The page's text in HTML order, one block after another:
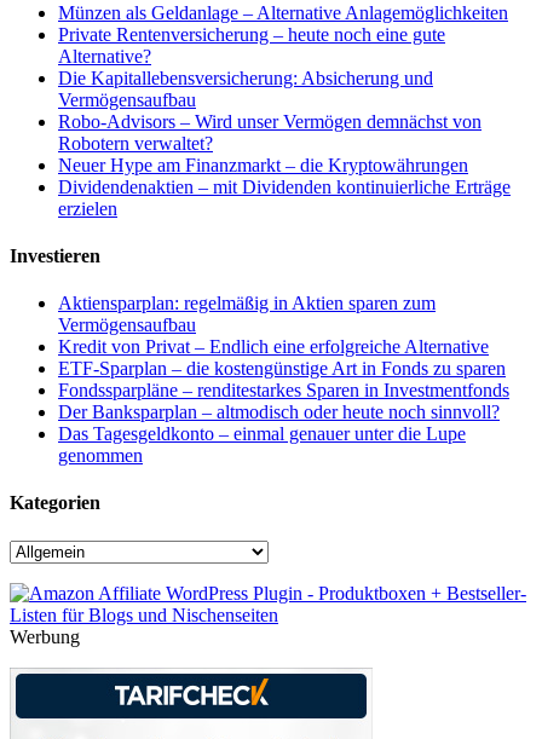
Münzen als Geldanlage – Alternative Anlagemöglichkeiten
Private Rentenversicherung – heute noch eine gute
Alternative?
Die Kapitallebensversicherung: Absicherung und
Vermögensaufbau
Robo-Advisors – Wird unser Vermögen demnächst von
Robotern verwaltet?
Neuer Hype am Finanzmarkt – die Kryptowährungen
Dividendenaktien – mit Dividenden kontinuierliche Erträge
erzielen
Investieren
Aktiensparplan: regelmäßig in Aktien sparen zum
Vermögensaufbau
Kredit von Privat – Endlich eine erfolgreiche Alternative
ETF-Sparplan – die kostengünstige Art in Fonds zu sparen
Fondssparpläne – renditestarkes Sparen in Investmentfonds
Der Banksparplan – altmodisch oder heute noch sinnvoll?
Das Tagesgeldkonto – einmal genauer unter die Lupe
genommen
Kategorien
Kategorien
Werbung